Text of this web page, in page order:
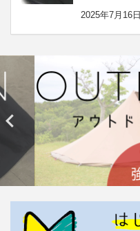
2025年7月16日
